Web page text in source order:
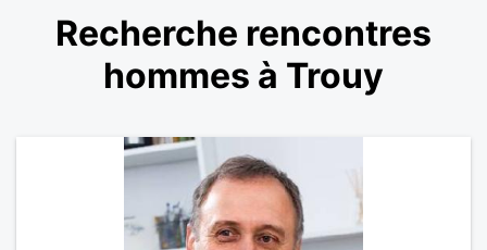
Recherche rencontres
hommes à Trouy